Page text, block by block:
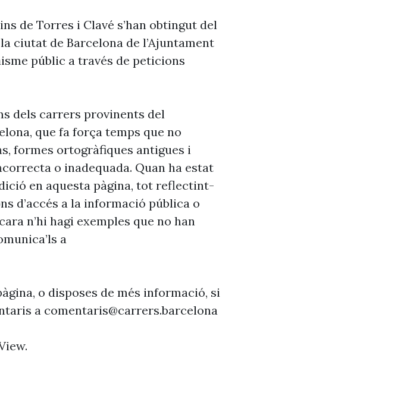
de Torres i Clavé s’han obtingut del
ciutat de Barcelona de l’Ajuntament
públic a través de peticions
dels carrers provinents del
que fa força temps que no
formes ortogràfiques antigues i
o inadequada. Quan ha estat
en aquesta pàgina, tot reflectint-
d’accés a la informació pública o
n’hi hagi exemples que no han
a
o disposes de més informació, si
a comentaris@carrers.barcelona